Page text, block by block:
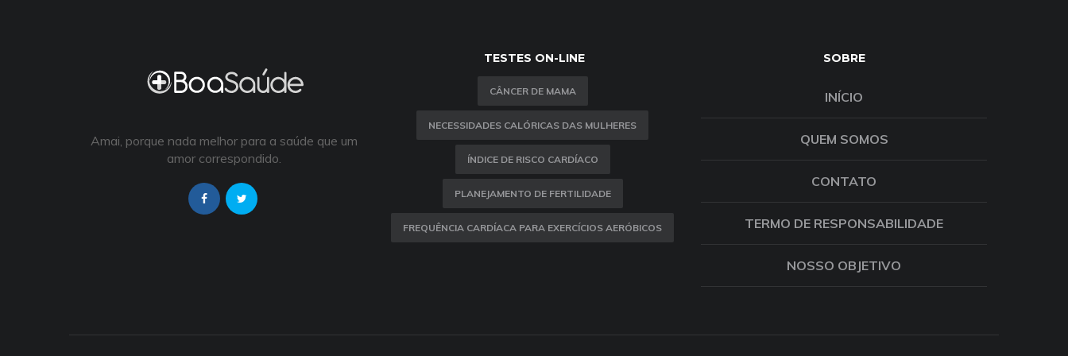
Amai, porque nada melhor para a saúde que um
amor correspondido.
TESTES ON-LINE
CÂNCER DE MAMA
NECESSIDADES CALÓRICAS DAS MULHERES
ÍNDICE DE RISCO CARDÍACO
PLANEJAMENTO DE FERTILIDADE
FREQUÊNCIA CARDÍACA PARA EXERCÍCIOS AERÓBICOS
SOBRE
INÍCIO
QUEM SOMOS
CONTATO
TERMO DE RESPONSABILIDADE
NOSSO OBJETIVO